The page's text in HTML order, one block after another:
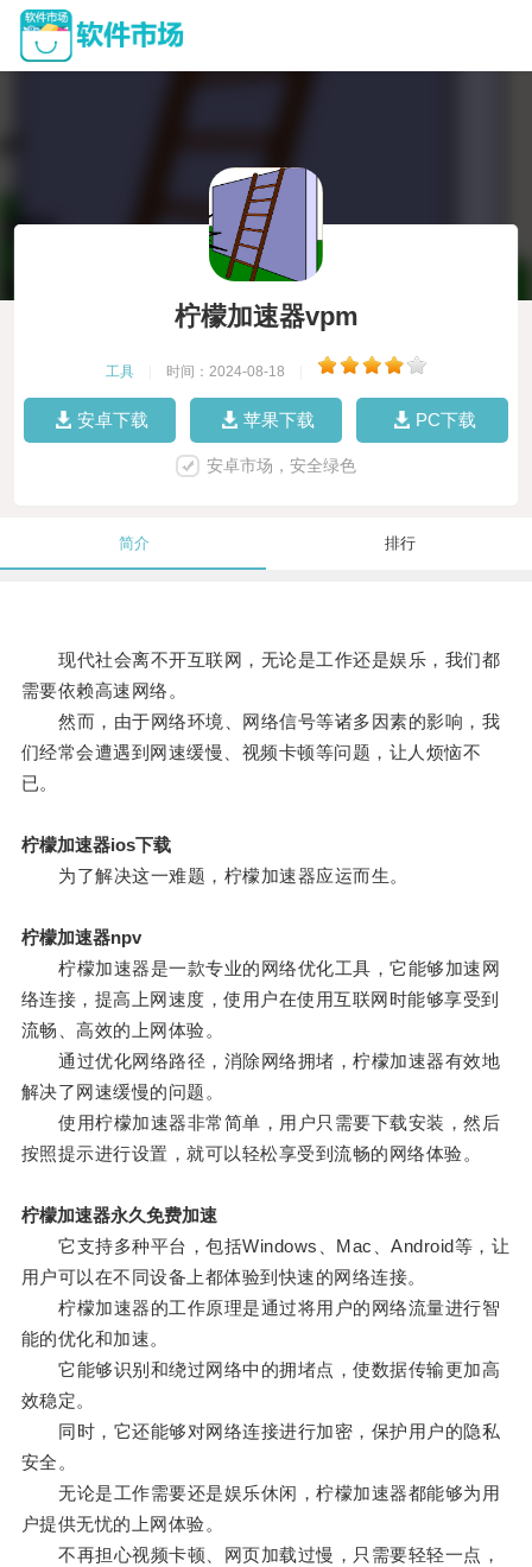
柠檬加速器vpm
工具 时间：2024-08-18
安卓下载 苹果下载 PC下载
安卓市场，安全绿色
简介 排行
现代社会离不开互联网，无论是工作还是娱乐，我们都
需要依赖高速网络。
然而，由于网络环境、网络信号等诸多因素的影响，我
们经常会遭遇到网速缓慢、视频卡顿等问题，让人烦恼不
已。
柠檬加速器ios下载
为了解决这一难题，柠檬加速器应运而生。
柠檬加速器npv
柠檬加速器是一款专业的网络优化工具，它能够加速网
络连接，提高上网速度，使用户在使用互联网时能够享受到
流畅、高效的上网体验。
通过优化网络路径，消除网络拥堵，柠檬加速器有效地
解决了网速缓慢的问题。
使用柠檬加速器非常简单，用户只需要下载安装，然后
按照提示进行设置，就可以轻松享受到流畅的网络体验。
柠檬加速器永久免费加速
它支持多种平台，包括Windows、Mac、Android等，让
用户可以在不同设备上都体验到快速的网络连接。
柠檬加速器的工作原理是通过将用户的网络流量进行智
能的优化和加速。
它能够识别和绕过网络中的拥堵点，使数据传输更加高
效稳定。
同时，它还能够对网络连接进行加密，保护用户的隐私
安全。
无论是工作需要还是娱乐休闲，柠檬加速器都能够为用
户提供无忧的上网体验。
不再担心视频卡顿、网页加载过慢，只需要轻轻一点，